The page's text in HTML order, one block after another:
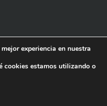
experiencia en nuestra
cookies estamos utilizando o